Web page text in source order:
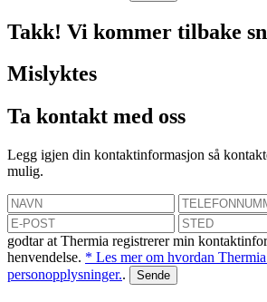
Takk! Vi kommer tilbake
Mislyktes
Ta kontakt med oss
Legg igjen din kontaktinformasjon så
mulig.
godtar at Thermia registrerer min
henvendelse. * Les mer om hvordan
personopplysninger..